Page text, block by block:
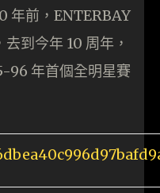
年前，ENTERBAY
到今年 10 周年，
96 年首個全明星賽